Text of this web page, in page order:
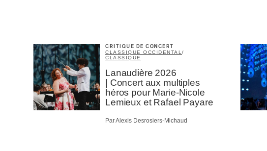
CRITIQUE DE CONCERT
CLASSIQUE OCCIDENTAL /
CLASSIQUE
Lanaudière 2026
| Concert aux multiples
héros pour Marie-Nicole
Lemieux et Rafael Payare
Par Alexis Desrosiers-Michaud